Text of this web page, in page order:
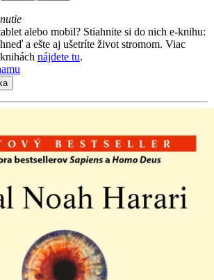
alebo mobil? Stiahnite si do nich e-knihu:
a ešte aj ušetríte život stromom. Viac
nájdete tu.